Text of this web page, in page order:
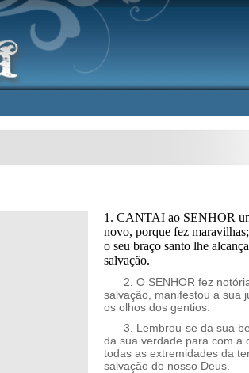
1. CANTAI ao SENHOR
novo, porque fez
o seu braço santo lhe
salvação.
2. O SENHOR fez
salvação, manifestou a sua
os olhos dos gentios.
3. Lembrou-se da sua
da sua verdade para com a
todas as extremidades da
salvação do nosso Deus.